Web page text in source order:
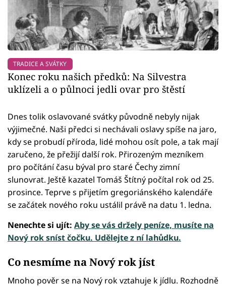
TRADICE A SVÁTKY
Konec roku našich předků: Na Silvestra
uklízeli a o půlnoci jedli ovar pro štěstí
Dnes tolik oslavované svátky původně nebyly nijak
výjimečné. Naši předci si nechávali oslavy spíše na jaro,
kdy se probudí příroda, lidé mohou osít pole, a tak mají
zaručeno, že přežijí další rok. Přirozeným mezníkem
pro počítání času býval pro staré Čechy zimní
slunovrat. Ještě kazatel Tomáš Štítný počítal rok od 25.
prosince. Teprve s přijetím gregoriánského kalendáře
se začátek nového roku ustálil právě na datu 1. ledna.
Nenechte si ujít: Aby se vás držely peníze, musíte na
Nový rok sníst čočku. Udělejte z ní lahůdku.
Co nesmíme na Nový rok jíst
Mnoho pověr se na Nový rok vztahuje k jídlu. Rozhodně